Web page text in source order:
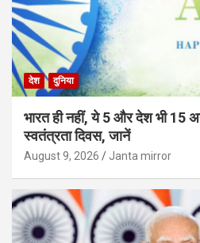
देश दुनिया
भारत ही नहीं, ये 5 और देश भी 15
स्वतंत्रता दिवस, जानें
August 9, 2026 Janta mirror